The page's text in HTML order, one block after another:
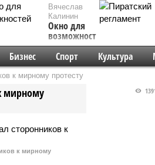
Вячеслав
Калинин
Окно для
возможностей
Бизнес Спорт Культура
к мирному протесту
мирному
к мирному